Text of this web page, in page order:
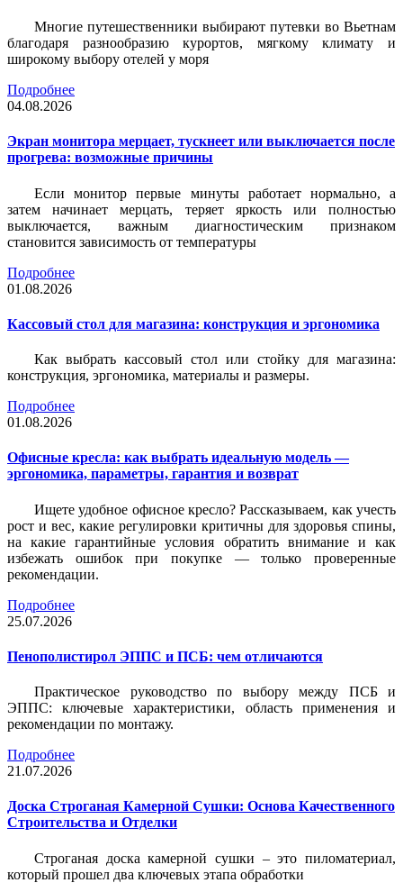
Многие путешественники выбирают путевки во Вьетнам
благодаря разнообразию курортов, мягкому климату и
широкому выбору отелей у моря
Подробнее
04.08.2026
Экран монитора мерцает, тускнеет или выключается после
прогрева: возможные причины
Если монитор первые минуты работает нормально, а
затем начинает мерцать, теряет яркость или полностью
выключается, важным диагностическим признаком
становится зависимость от температуры
Подробнее
01.08.2026
Кассовый стол для магазина: конструкция и эргономика
Как выбрать кассовый стол или стойку для магазина:
конструкция, эргономика, материалы и размеры.
Подробнее
01.08.2026
Офисные кресла: как выбрать идеальную модель —
эргономика, параметры, гарантия и возврат
Ищете удобное офисное кресло? Рассказываем, как учесть
рост и вес, какие регулировки критичны для здоровья спины,
на какие гарантийные условия обратить внимание и как
избежать ошибок при покупке — только проверенные
рекомендации.
Подробнее
25.07.2026
Пенополистирол ЭППС и ПСБ: чем отличаются
Практическое руководство по выбору между ПСБ и
ЭППС: ключевые характеристики, область применения и
рекомендации по монтажу.
Подробнее
21.07.2026
Доска Строганая Камерной Сушки: Основа Качественного
Строительства и Отделки
Строганая доска камерной сушки – это пиломатериал,
который прошел два ключевых этапа обработки